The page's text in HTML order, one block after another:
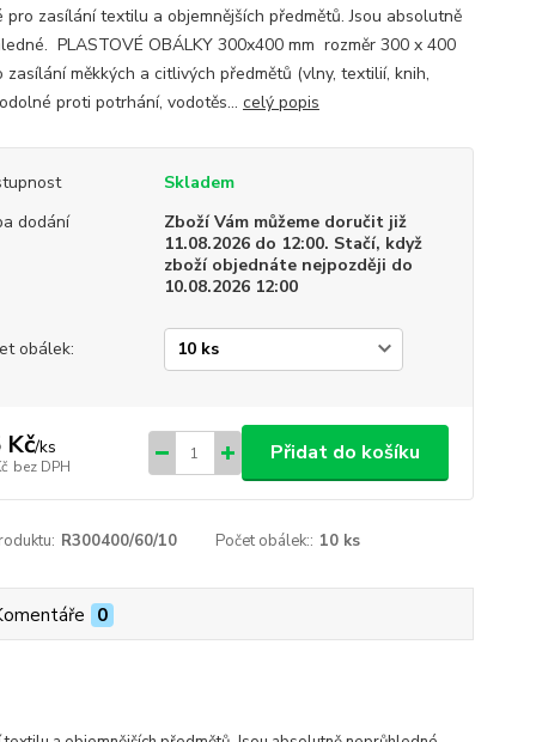
pro zasílání textilu a objemnějších předmětů. Jsou absolutně
PLASTOVÉ OBÁLKY 300x400 mm rozměr 300 x 400
zasílání měkkých a citlivých předmětů (vlny, textilií, knih,
proti potrhání, vodotěs... celý popis
Skladem
dodání
Zboží Vám můžeme doručit již
11.08.2026 do 12:00. Stačí, když
zboží objednáte nejpozději do
10.08.2026 12:00
obálek:
Kč/ks
bez DPH
Přidat do košíku
R300400/60/10 Počet obálek:: 10 ks
0